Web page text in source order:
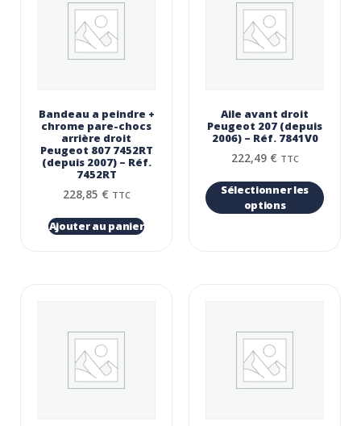
Bandeau a peindre +
chrome pare-chocs
arrière droit
Peugeot 807 7452RT
(depuis 2007) – Réf.
7452RT
228,85 € TTC
Ajouter au panier
Aile avant droit
Peugeot 207 (depuis
2006) – Réf. 7841V0
222,49 € TTC
Sélectionner les
options